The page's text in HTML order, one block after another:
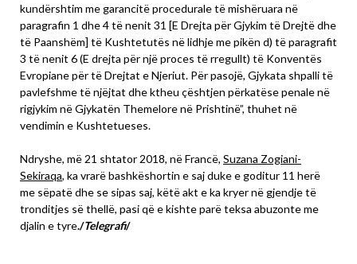
kundërshtim me garancitë procedurale të mishëruara në
paragrafin 1 dhe 4 të nenit 31 [E Drejta për Gjykim të Drejtë dhe
të Paanshëm] të Kushtetutës në lidhje me pikën d) të paragrafit
3 të nenit 6 (E drejta për një proces të rregullt) të Konventës
Evropiane për të Drejtat e Njeriut. Për pasojë, Gjykata shpalli të
pavlefshme të njëjtat dhe ktheu çështjen përkatëse penale në
rigjykim në Gjykatën Themelore në Prishtinë”, thuhet në
vendimin e Kushtetueses.
Ndryshe, më 21 shtator 2018, në Francë, Suzana Zogiani-
Sekiraqa, ka vrarë bashkëshortin e saj duke e goditur 11 herë
me sëpatë dhe se sipas saj, këtë akt e ka kryer në gjendje të
tronditjes së thellë, pasi që e kishte parë teksa abuzonte me
djalin e tyre./Telegrafi/